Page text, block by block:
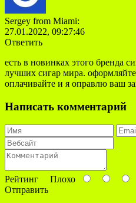
Sergey from Miami:
27.01.2022, 09:27:46
Ответить
есть в новинках этого бренда
лучших сигар мира.
оплачивайте и я оправлю ваш
Написать комментарий
Рейтинг Плохо
Отправить